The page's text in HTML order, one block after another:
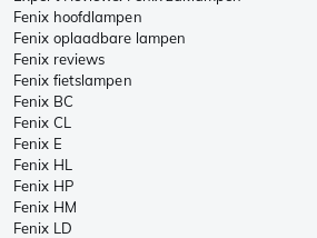
Fenix hoofdlampen
Fenix oplaadbare lampen
Fenix reviews
Fenix fietslampen
Fenix BC
Fenix CL
Fenix E
Fenix HL
Fenix HP
Fenix HM
Fenix LD